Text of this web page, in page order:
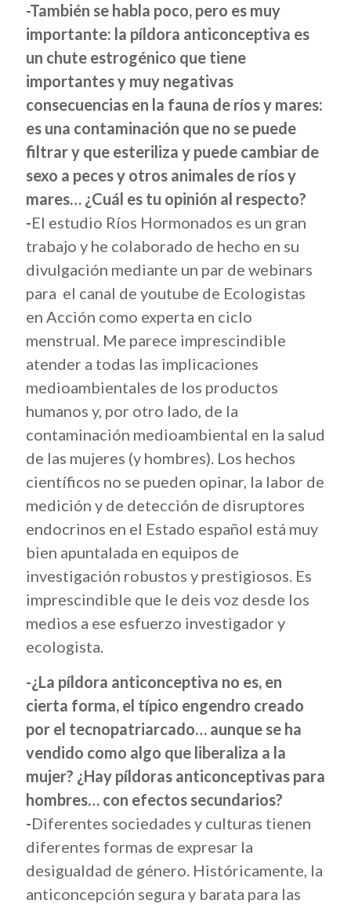
-También se habla poco, pero es muy
importante: la píldora anticonceptiva es
un chute estrogénico que tiene
importantes y muy negativas
consecuencias en la fauna de ríos y mares:
es una contaminación que no se puede
filtrar y que esteriliza y puede cambiar de
sexo a peces y otros animales de ríos y
mares… ¿Cuál es tu opinión al respecto?
-El estudio Ríos Hormonados es un gran
trabajo y he colaborado de hecho en su
divulgación mediante un par de webinars
para el canal de youtube de Ecologistas
en Acción como experta en ciclo
menstrual. Me parece imprescindible
atender a todas las implicaciones
medioambientales de los productos
humanos y, por otro lado, de la
contaminación medioambiental en la salud
de las mujeres (y hombres). Los hechos
científicos no se pueden opinar, la labor de
medición y de detección de disruptores
endocrinos en el Estado español está muy
bien apuntalada en equipos de
investigación robustos y prestigiosos. Es
imprescindible que le deis voz desde los
medios a ese esfuerzo investigador y
ecologista.
-¿La píldora anticonceptiva no es, en
cierta forma, el típico engendro creado
por el tecnopatriarcado… aunque se ha
vendido como algo que liberaliza a la
mujer? ¿Hay píldoras anticonceptivas para
hombres… con efectos secundarios?
-Diferentes sociedades y culturas tienen
diferentes formas de expresar la
desigualdad de género. Históricamente, la
anticoncepción segura y barata para las